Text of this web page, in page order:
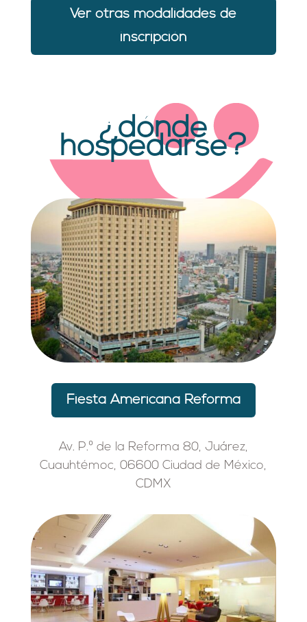
Ver otras modalidades de
inscripción
¿dónde
hospedarse?
Fiesta Americana Reforma
Av. P.º de la Reforma 80, Juárez,
Cuauhtémoc, 06600 Ciudad de México,
CDMX